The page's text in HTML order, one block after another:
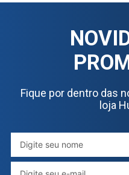
Fique por dentro das
loja